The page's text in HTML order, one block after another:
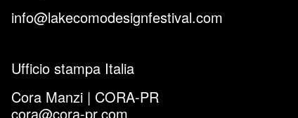
info@lakecomodesignfestival.com
Ufficio stampa Italia
Cora Manzi | CORA-PR
cora@cora-pr.com